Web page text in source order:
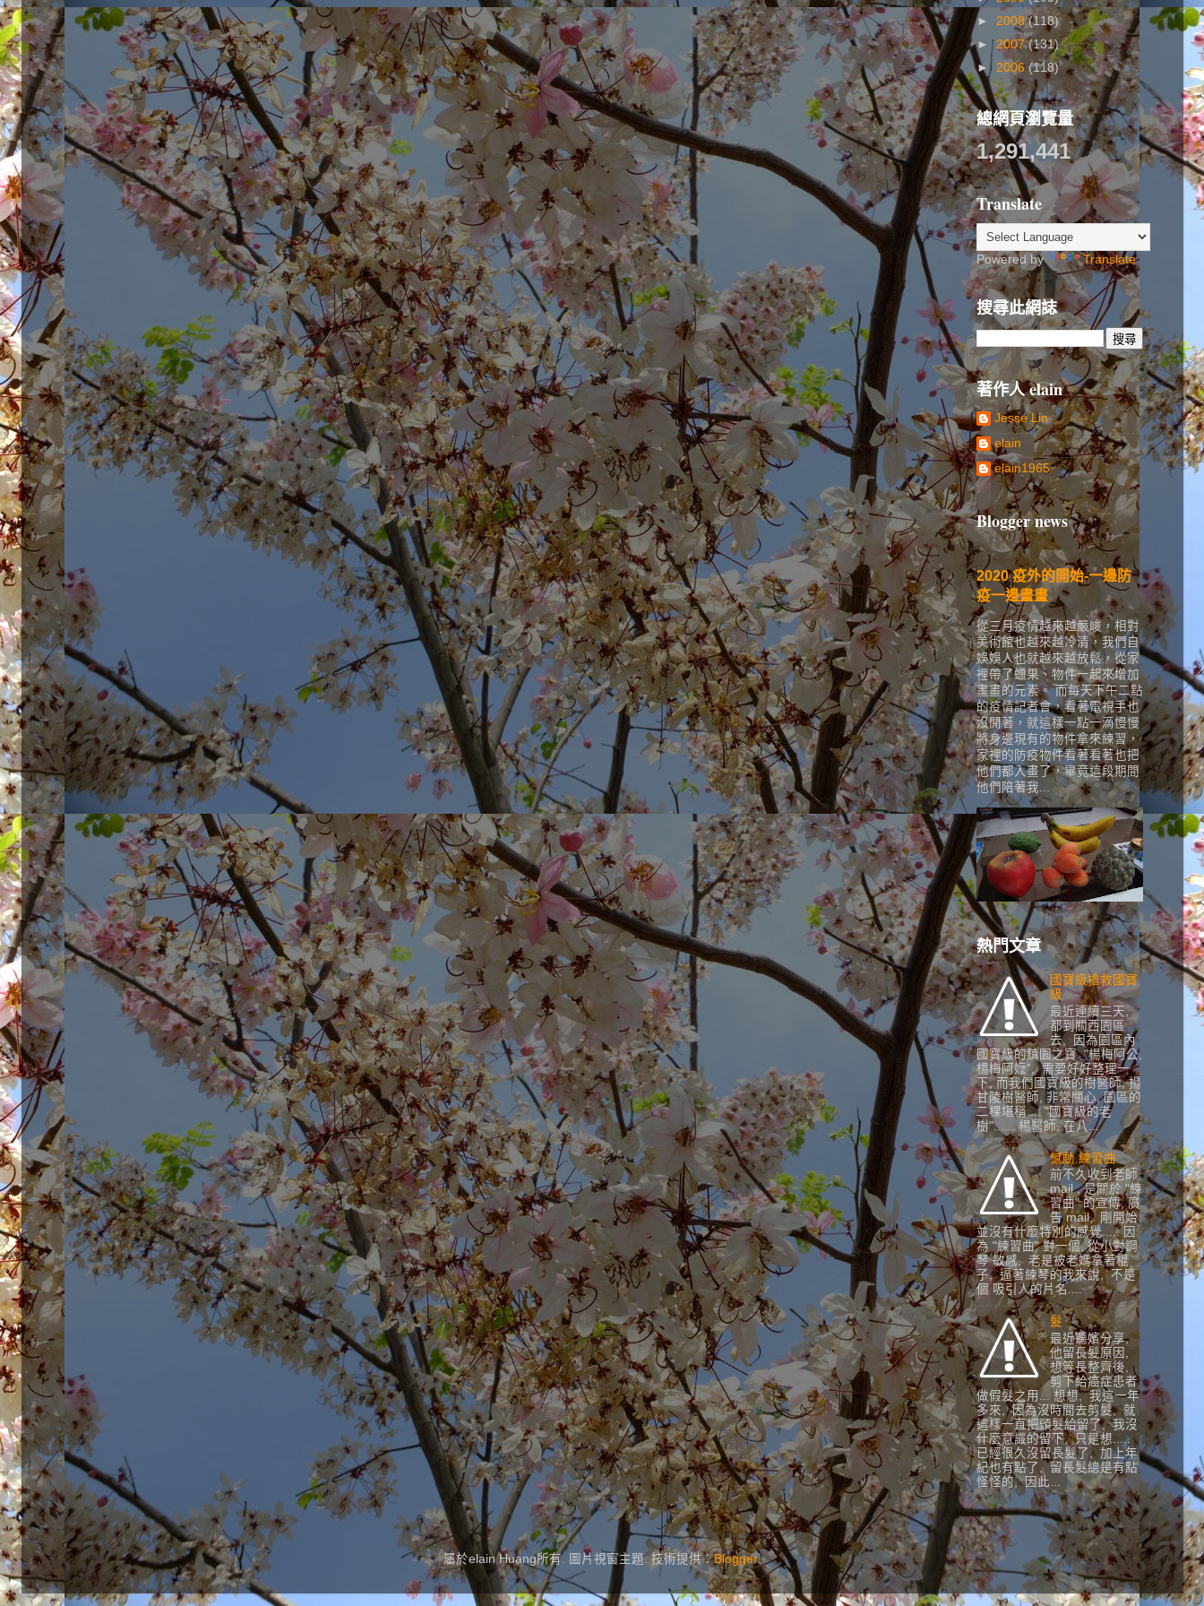
► 2008(118)
► 2007(131)
► 2006 (118)
總網頁瀏覽量
1,291,441
Translate
Powered by Translate
搜尋此網誌
著作人 elain
Jesse Lin
elain
elain1965
Blogger news
2020 疫外的開始-一邊防
疫一邊畫畫
從三月疫情越來越嚴峻，相對
美術館也越來越冷清，我們自
娛娛人也就越來越放鬆，從家
裡帶了蠟果、物件一起來增加
畫畫的元素。 而每天下午二點
的疫情記者會，看著電視手也
沒閒著，就這樣一點一滴慢慢
將身邊現有的物件拿來練習，
家裡的防疫物件看著看著也把
他們都入畫了，畢竟這段期間
他們陪著我...
熱門文章
國寶級搶救國寶
級
最近連續三天,
都到關西園區
去, 因為園區內
國寶級的鎮園之寶 "楊梅阿公,
楊梅阿嬷", 需要好好整理一
下, 而我們國寶級的樹醫師, 揚
甘陵樹醫師, 非常關心, 園區的
二棵堪稱.... "國寶級的老
樹"...... 楊醫師, 在八...
憾動 練習曲
前不久收到老師
mail , 是關於 "練
習曲" 的宣傳, 廣
告 mail, 剛開始
並沒有什麼特別的感覺..... 因
為 "練習曲" 對一個, 從小對鋼
琴 敏感, 老是被老媽拿著棍
子, 逼著練琴的我來說, 不是
個 吸引人的片名....
髮
最近聽嬪分享,
他留長髮原因,
想等長整齊後,
剪下給癌症患者
做假髮之用... 想想, 我這一年
多來, 因為沒時間去剪髮, 就
這樣一直把頭髮給留了, 我沒
什麼意識的留下, 只是想.....
已經很久沒留長髮了, 加上年
紀也有點了, 留長髮總是有點
怪怪的, 因此...
屬於elain Huang所有. 圖片視窗主題. 技術提供：Blogger.